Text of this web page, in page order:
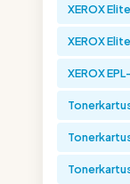
XEROX
XEROX
XEROX